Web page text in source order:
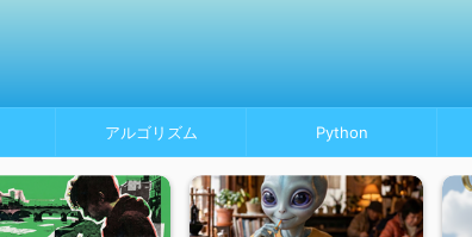
アルゴリズム Python